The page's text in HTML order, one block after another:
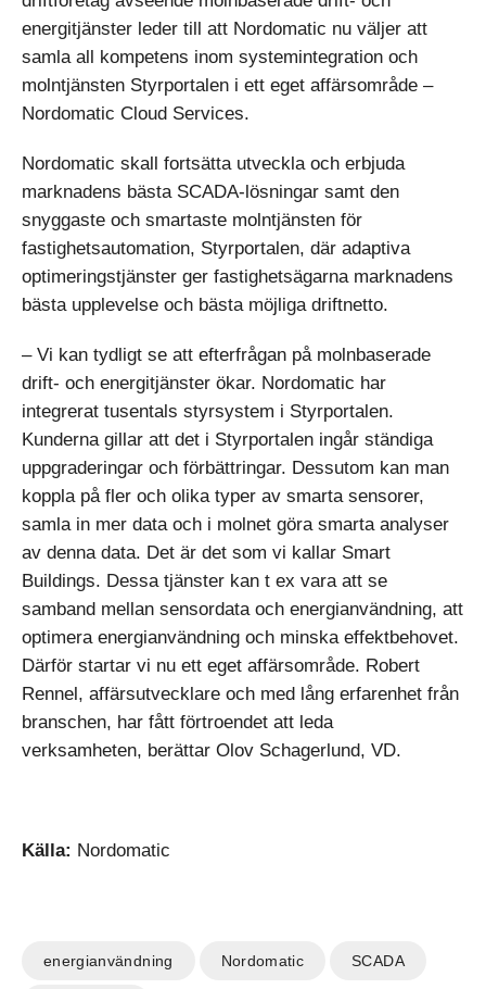
energitjänster leder till att Nordomatic nu väljer att
samla all kompetens inom systemintegration och
molntjänsten Styrportalen i ett eget affärsområde –
Nordomatic Cloud Services.
Nordomatic skall fortsätta utveckla och erbjuda
marknadens bästa SCADA-lösningar samt den
snyggaste och smartaste molntjänsten för
fastighetsautomation, Styrportalen, där adaptiva
optimeringstjänster ger fastighetsägarna marknadens
bästa upplevelse och bästa möjliga driftnetto.
– Vi kan tydligt se att efterfrågan på molnbaserade
drift- och energitjänster ökar. Nordomatic har
integrerat tusentals styrsystem i Styrportalen.
Kunderna gillar att det i Styrportalen ingår ständiga
uppgraderingar och förbättringar. Dessutom kan man
koppla på fler och olika typer av smarta sensorer,
samla in mer data och i molnet göra smarta analyser
av denna data. Det är det som vi kallar Smart
Buildings. Dessa tjänster kan t ex vara att se
samband mellan sensordata och energianvändning, att
optimera energianvändning och minska effektbehovet.
Därför startar vi nu ett eget affärsområde. Robert
Rennel, affärsutvecklare och med lång erfarenhet från
branschen, har fått förtroendet att leda
verksamheten, berättar Olov Schagerlund, VD.
Källa: Nordomatic
energianvändning Nordomatic SCADA